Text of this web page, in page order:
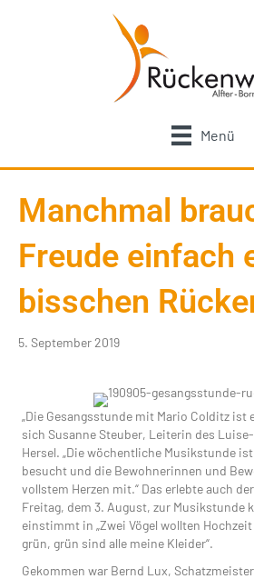
Menü
Manchmal
Freude einfach
bisschen
5. September 2019
„Die Gesangsstunde mit Mario Colditz ist
sich Susanne Steuber, Leiterin des
Hersel. „Die wöchentliche Musikstunde
besucht und die Bewohnerinnen und
vollstem Herzen mit.“ Das erlebte auch
Freitag, dem 3. August, zur Musikstunde
einstimmt in „Zwei Vögel wollten Hochzeit
grün, grün sind alle meine Kleider“.
Gekommen war Bernd Lux,